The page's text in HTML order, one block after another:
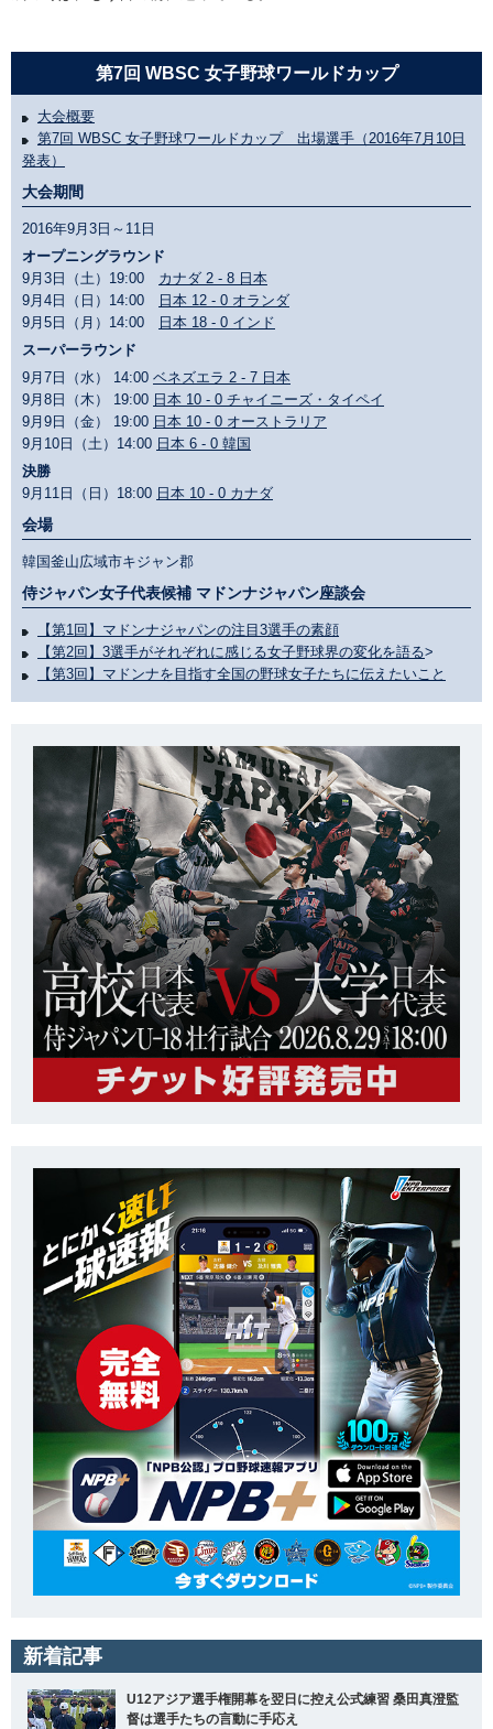
第7回 WBSC 女子野球ワールドカップ
大会概要
第7回 WBSC 女子野球ワールドカップ 出場選手（2016年7月10日
発表）
大会期間
2016年9月3日～11日
オープニングラウンド
9月3日（土）19:00 カナダ 2 - 8 日本
9月4日（日）14:00
日本 12 - 0 オランダ
9月5日（月）14:00
日本 18 - 0 インド
スーパーラウンド
9月7日（水） 14:00 ベネズエラ 2 - 7 日本
9月8日（木） 19:00 日本 10 - 0 チャイニーズ・タイペイ
9月9日（金） 19:00 日本 10 - 0 オーストラリア
9月10日（土）14:00 日本 6 - 0 韓国
決勝
9月11日（日）18:00 日本 10 - 0 カナダ
会場
韓国釜山広域市キジャン郡
侍ジャパン女子代表候補 マドンナジャパン座談会
【第1回】マドンナジャパンの注目3選手の素顔
【第2回】3選手がそれぞれに感じる女子野球界の変化を語る>
【第3回】マドンナを目指す全国の野球女子たちに伝えたいこと
新着記事
U12アジア選手権開幕を翌日に控え公式練習 桑田真澄監
督は選手たちの言動に手応え